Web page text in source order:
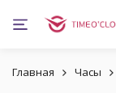
Главная Часы